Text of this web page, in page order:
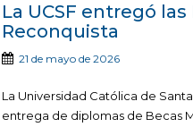
La UCSF entregó
Reconquista
21 de mayo de 2026
La Universidad Católica de
entrega de diplomas de Becas